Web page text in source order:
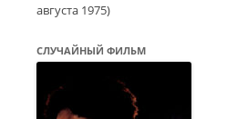
августа 1975)
СЛУЧАЙНЫЙ ФИЛЬМ